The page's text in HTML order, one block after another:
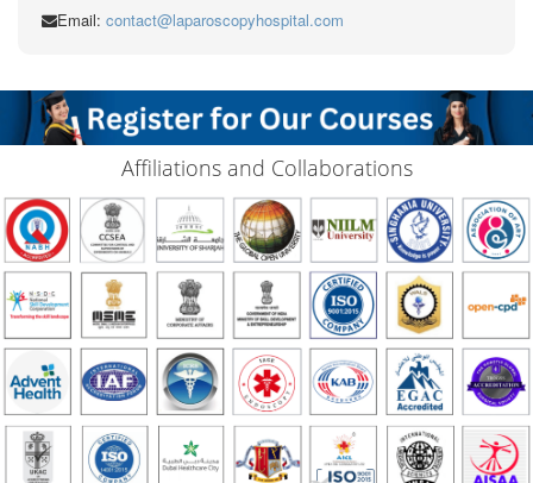
Email: contact@laparoscopyhospital.com
Affiliations and Collaborations